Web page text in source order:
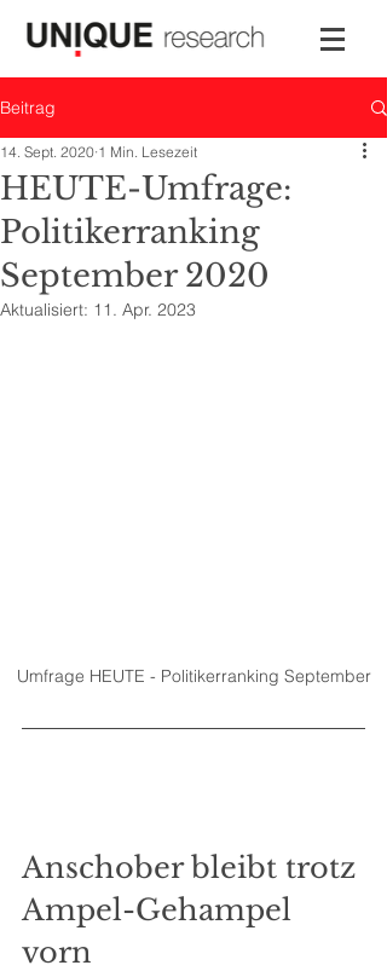
Beitrag
HEUTE-Umfrage:
Politikerranking
September 2020
14. Sept. 2020 1 Min. Lesezeit
Aktualisiert: 11. Apr. 2023
Umfrage HEUTE - Politikerranking September
Anschober bleibt trotz
Ampel-Gehampel
vorn